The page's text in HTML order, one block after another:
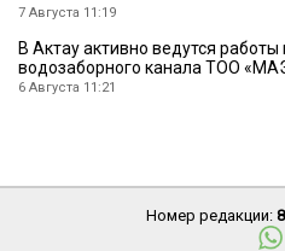
7 Августа 11:19
В Актау активно ведутся
водозаборного канала ТОО
6 Августа 11:21
Номер редакции: